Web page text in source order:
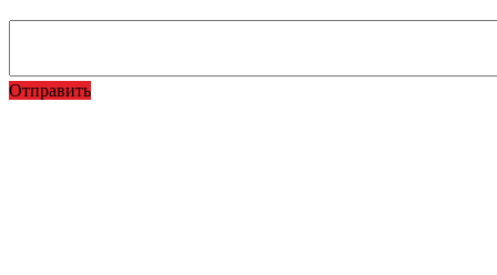
Отправить